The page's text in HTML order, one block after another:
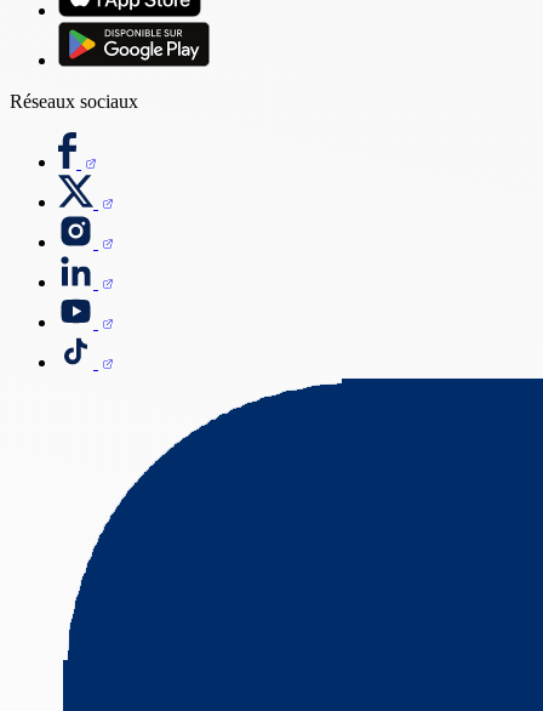
Réseaux sociaux